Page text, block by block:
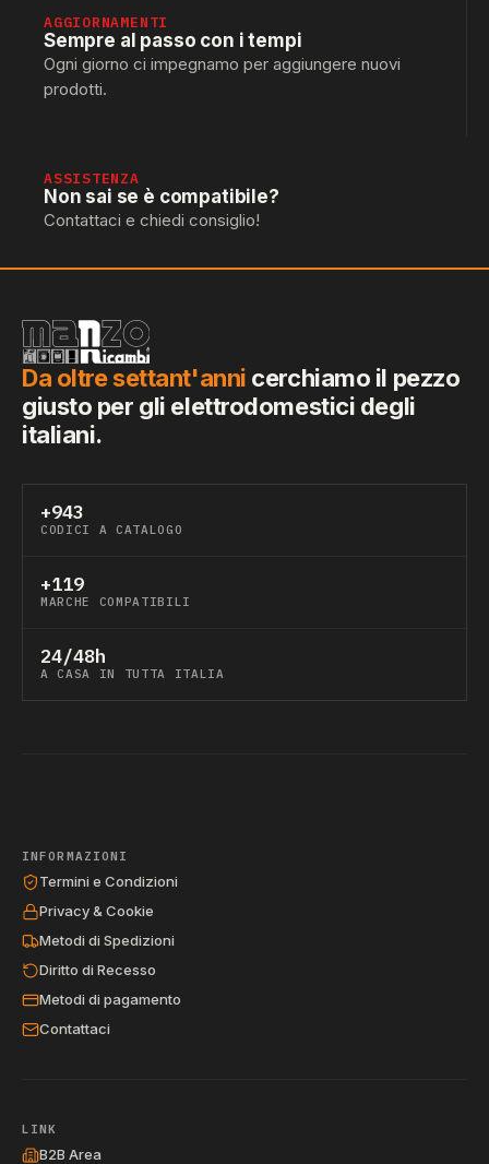
AGGIORNAMENTI
Sempre al passo con i tempi
Ogni giorno ci impegnamo per aggiungere nuovi
prodotti.
ASSISTENZA
Non sai se è compatibile?
Contattaci e chiedi consiglio!
Da oltre settant'anni cerchiamo il pezzo
giusto per gli elettrodomestici degli
italiani.
+943
CODICI A CATALOGO
+119
MARCHE COMPATIBILI
24/48h
A CASA IN TUTTA ITALIA
INFORMAZIONI
Termini e Condizioni
Privacy & Cookie
Metodi di Spedizioni
Diritto di Recesso
Metodi di pagamento
Contattaci
LINK
B2B Area